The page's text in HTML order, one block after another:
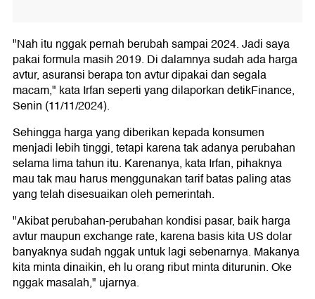
"Nah itu nggak pernah berubah sampai 2024. Jadi saya
pakai formula masih 2019. Di dalamnya sudah ada harga
avtur, asuransi berapa ton avtur dipakai dan segala
macam," kata Irfan seperti yang dilaporkan detikFinance,
Senin (11/11/2024).
Sehingga harga yang diberikan kepada konsumen
menjadi lebih tinggi, tetapi karena tak adanya perubahan
selama lima tahun itu. Karenanya, kata Irfan, pihaknya
mau tak mau harus menggunakan tarif batas paling atas
yang telah disesuaikan oleh pemerintah.
"Akibat perubahan-perubahan kondisi pasar, baik harga
avtur maupun exchange rate, karena basis kita US dolar
banyaknya sudah nggak untuk lagi sebenarnya. Makanya
kita minta dinaikin, eh lu orang ribut minta diturunin. Oke
nggak masalah," ujarnya.